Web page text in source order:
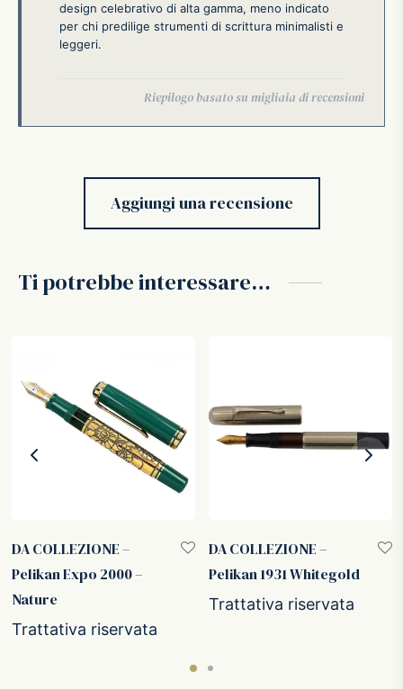
design celebrativo di alta gamma, meno indicato
per chi predilige strumenti di scrittura minimalisti e
leggeri.
Aggiungi una recensione
Ti potrebbe interessare…
DA COLLEZIONE –
Pelikan Expo 2000 –
Nature
Trattativa riservata
DA COLLEZIONE –
Pelikan 1931 Whitegold
Trattativa riservata